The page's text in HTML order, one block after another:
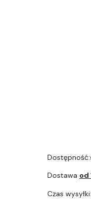
Dostępność:
Dostawa od
Czas wysyłki: